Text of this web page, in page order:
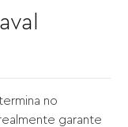
no
garante